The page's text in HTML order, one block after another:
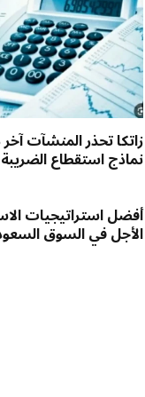
زاتكا تحذر المنشآت
نماذج استقطاع الضريبة
أفضل استراتيجيات
الأجل في السوق